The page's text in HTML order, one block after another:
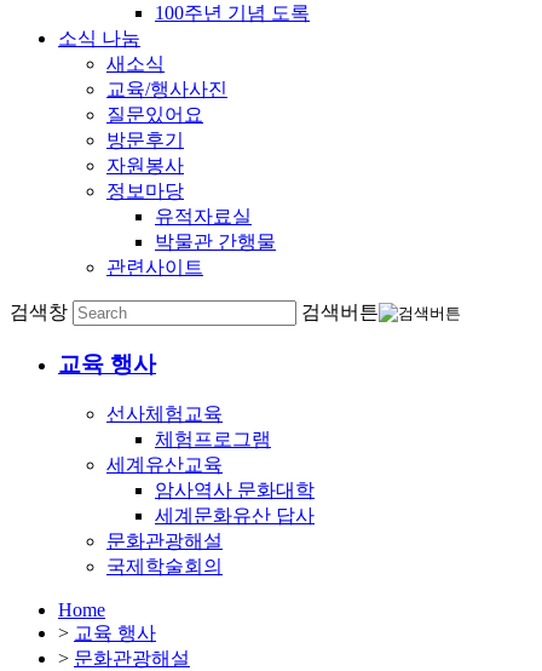
100주년 기념 도록
소식 나눔
새소식
교육/행사사진
질문있어요
방문후기
자원봉사
정보마당
유적자료실
박물관 간행물
관련사이트
검색창 검색버튼
교육 행사
선사체험교육
체험프로그램
세계유산교육
암사역사 문화대학
세계문화유산 답사
문화관광해설
국제학술회의
Home
> 교육 행사
> 문화관광해설